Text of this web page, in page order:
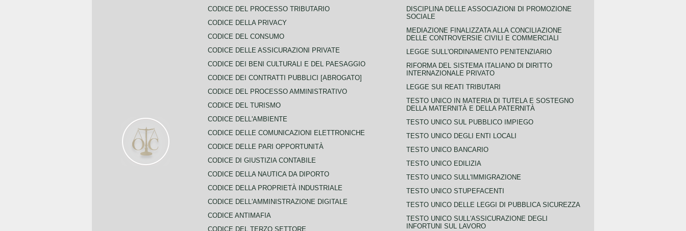
CODICE DEL PROCESSO TRIBUTARIO
CODICE DELLA PRIVACY
CODICE DEL CONSUMO
CODICE DELLE ASSICURAZIONI PRIVATE
CODICE DEI BENI CULTURALI E DEL PAESAGGIO
CODICE DEI CONTRATTI PUBBLICI [ABROGATO]
CODICE DEL PROCESSO AMMINISTRATIVO
CODICE DEL TURISMO
CODICE DELL'AMBIENTE
CODICE DELLE COMUNICAZIONI ELETTRONICHE
CODICE DELLE PARI OPPORTUNITÀ
CODICE DI GIUSTIZIA CONTABILE
CODICE DELLA NAUTICA DA DIPORTO
CODICE DELLA PROPRIETÀ INDUSTRIALE
CODICE DELL'AMMINISTRAZIONE DIGITALE
CODICE ANTIMAFIA
CODICE DEL TERZO SETTORE
DISCIPLINA DELLE ASSOCIAZIONI DI PROMOZIONE
SOCIALE
MEDIAZIONE FINALIZZATA ALLA CONCILIAZIONE
DELLE CONTROVERSIE CIVILI E COMMERCIALI
LEGGE SULL'ORDINAMENTO PENITENZIARIO
RIFORMA DEL SISTEMA ITALIANO DI DIRITTO
INTERNAZIONALE PRIVATO
LEGGE SUI REATI TRIBUTARI
TESTO UNICO IN MATERIA DI TUTELA E SOSTEGNO
DELLA MATERNITÀ E DELLA PATERNITÀ
TESTO UNICO SUL PUBBLICO IMPIEGO
TESTO UNICO DEGLI ENTI LOCALI
TESTO UNICO BANCARIO
TESTO UNICO EDILIZIA
TESTO UNICO SULL'IMMIGRAZIONE
TESTO UNICO STUPEFACENTI
TESTO UNICO DELLE LEGGI DI PUBBLICA SICUREZZA
TESTO UNICO SULL'ASSICURAZIONE DEGLI
INFORTUNI SUL LAVORO